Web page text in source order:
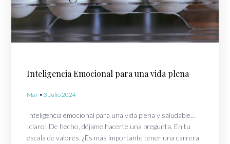
Inteligencia Emocional para una vida plena
Mar 3 Julio 2024
Inteligencia emocional para una vida plena y saludable…
¡claro! De hecho, déjame hacerte una pregunta. En tu
escala de valores: ¿Es más importante tener una carrera